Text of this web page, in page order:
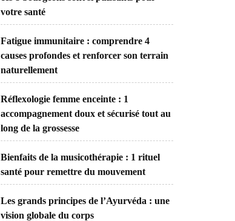
votre santé
Fatigue immunitaire : comprendre 4
causes profondes et renforcer son terrain
naturellement
Réflexologie femme enceinte : 1
accompagnement doux et sécurisé tout au
long de la grossesse
Bienfaits de la musicothérapie : 1 rituel
santé pour remettre du mouvement
Les grands principes de l’Ayurvéda : une
vision globale du corps